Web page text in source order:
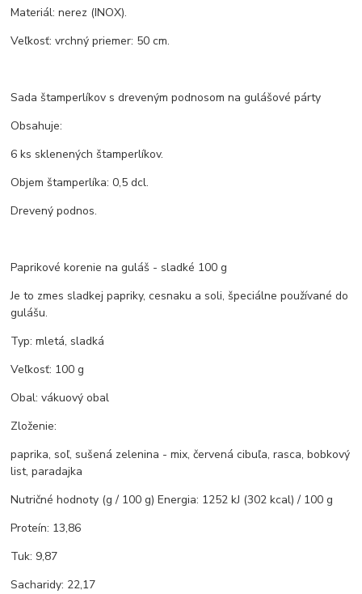
Materiál: nerez (INOX).
Veľkosť: vrchný priemer: 50 cm.
Sada štamperlíkov s dreveným podnosom na gulášové párty
Obsahuje:
6 ks sklenených štamperlíkov.
Objem štamperlíka: 0,5 dcl.
Drevený podnos.
Paprikové korenie na guláš - sladké 100 g
Je to zmes sladkej papriky, cesnaku a soli, špeciálne používané do
gulášu.
Typ: mletá, sladká
Veľkosť: 100 g
Obal: vákuový obal
Zloženie:
paprika, soľ, sušená zelenina - mix, červená cibuľa, rasca, bobkový
list, paradajka
Nutričné hodnoty (g / 100 g) Energia: 1252 kJ (302 kcal) / 100 g
Proteín: 13,86
Tuk: 9,87
Sacharidy: 22,17